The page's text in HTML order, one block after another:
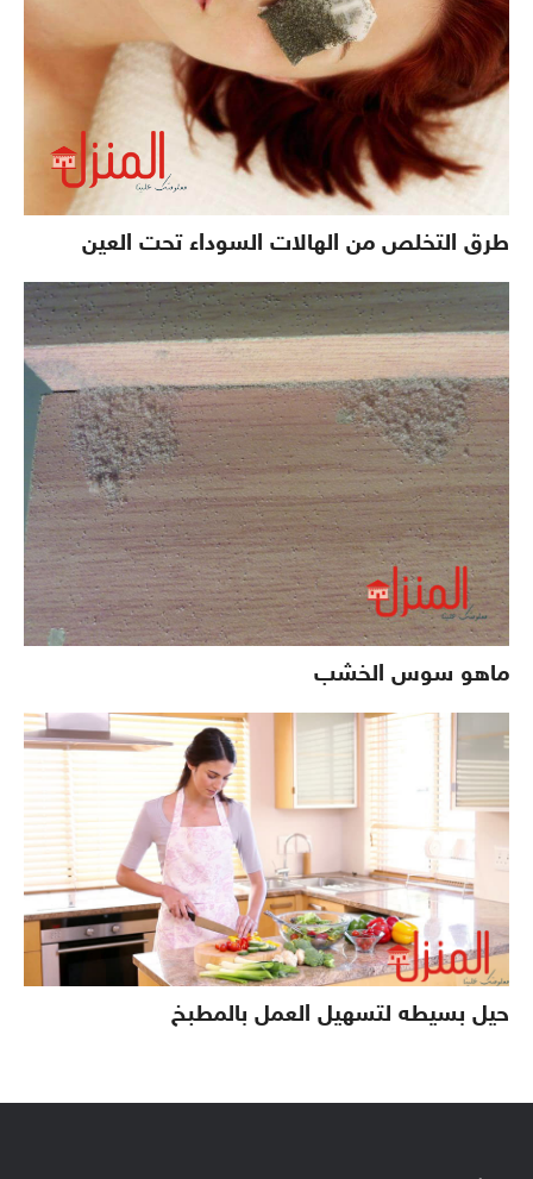
طرق التخلص من الهالات السوداء تحت العين
ماهو سوس الخشب
حيل بسيطه لتسهيل العمل بالمطبخ